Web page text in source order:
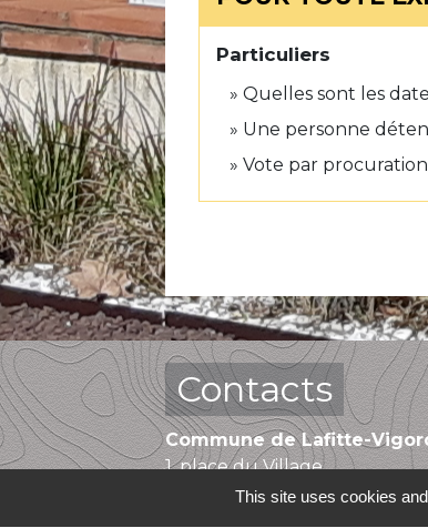
Particuliers
Quelles sont les
Une personne
Vote par procuration
Contacts
Commune de Lafitte-
1, place du Village
31390 Lafitte-Vigordane -
This site uses cookies